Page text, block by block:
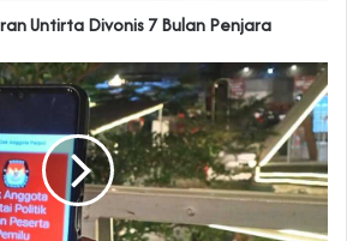
Untirta Divonis 7 Bulan Penjara